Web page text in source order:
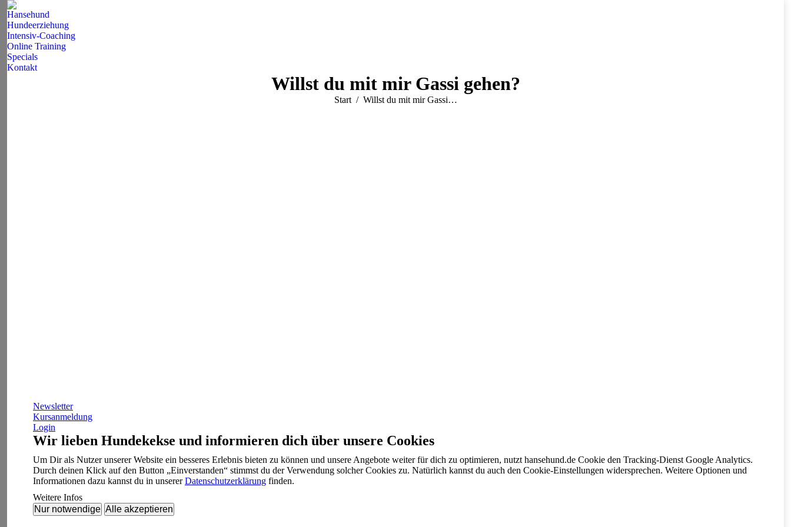
Hansehund
Hundeerziehung
Intensiv-Coaching
Online Training
Specials
Kontakt
Willst du mit mir Gassi gehen?
Sie befinden sich hier:
Start Willst du mit mir Gassi…
Newsletter
Kursanmeldung
Login
Wir lieben Hundekekse und informieren dich über unsere Cookies
Um Dir als Nutzer unserer Website ein besseres Erlebnis bieten zu können und unsere Angebote weiter für dich zu optimieren, nutzt hansehund.de Cookie den Tracking-Dienst Google Analytics.
Durch deinen Klick auf den Button „Einverstanden“ stimmst du der Verwendung solcher Cookies zu. Natürlich kannst du auch den Cookie-Einstellungen widersprechen. Weitere Optionen und
Informationen dazu kannst du in unsererDatenschutzerklärung finden.
Weitere Infos
Nur notwendige Alle akzeptieren